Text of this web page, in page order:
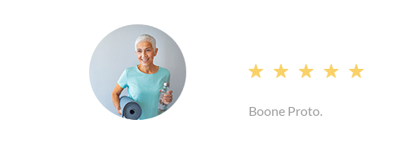
    
Boone Proto.